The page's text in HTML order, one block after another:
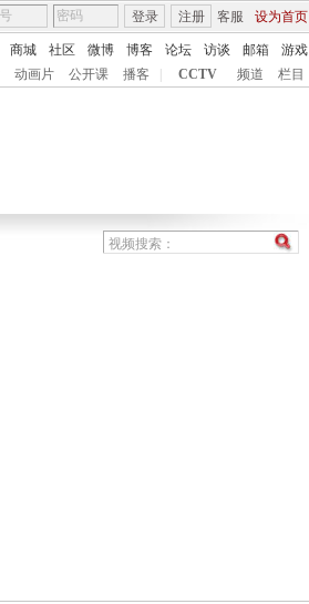
客服 设为首页
登录 注册
商城 社区 微博 博客 论坛 访谈 邮箱
游戏
动画片 公开课 播客 CCTV 频道 栏目